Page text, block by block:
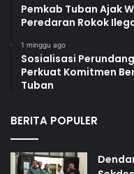
Pemkab Tuban Ajak
Peredaran Rokok
1 minggu ago
Sosialisasi
Perkuat Komitmen
Tuban
BERITA POPULER